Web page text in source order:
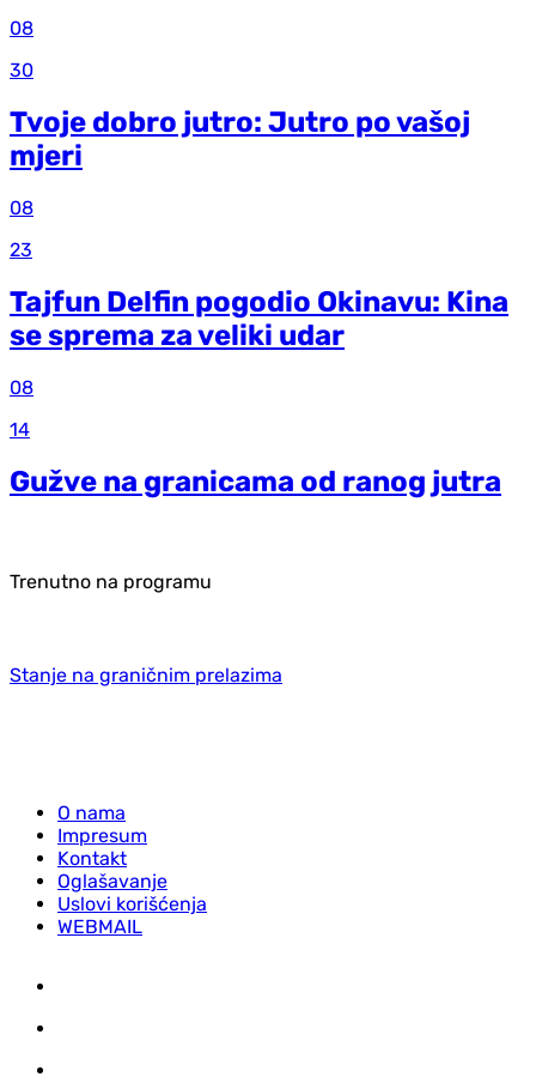
08
30
Tvoje dobro jutro: Jutro po vašoj
mjeri
08
23
Tajfun Delfin pogodio Okinavu: Kina
se sprema za veliki udar
08
14
Gužve na granicama od ranog jutra
Trenutno na programu
Stanje na graničnim prelazima
O nama
Impresum
Kontakt
Oglašavanje
Uslovi korišćenja
WEBMAIL